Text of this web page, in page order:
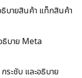
ธิบายสินค้า แท็กสินค้า
บาย Meta
ระชับ และอธิบาย